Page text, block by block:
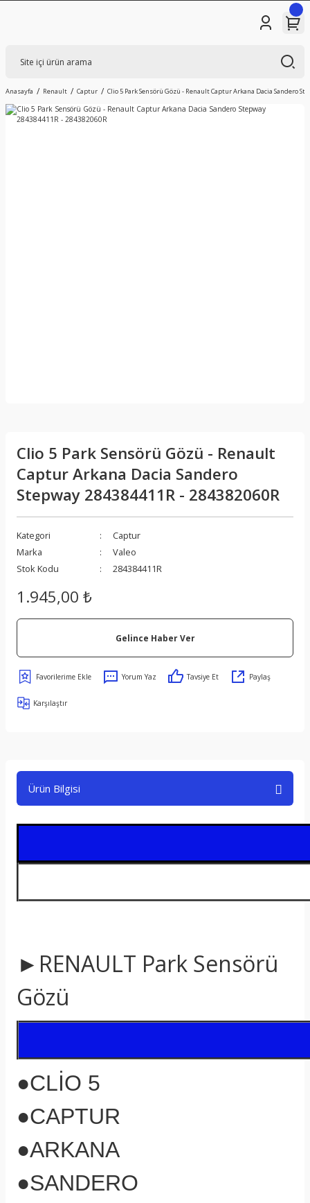
Anasayfa Renault Captur Clio 5 Park Sensörü Gözü - Renault Captur Arkana Dacia Sandero
Clio 5 Park Sensörü Gözü - Renault
Captur Arkana Dacia Sandero
Stepway 284384411R - 284382060R
Kategori
Captur
Marka
Valeo
Stok Kodu
284384411R
1.945,00 ₺
Gelince Haber Ver
Yorum Yaz Tavsiye Et Paylaş
Karşılaştır
Ürün Bilgisi
►RENAULT Park Sensörü
Gözü
●CLİO 5
●CAPTUR
●ARKANA
●SANDERO